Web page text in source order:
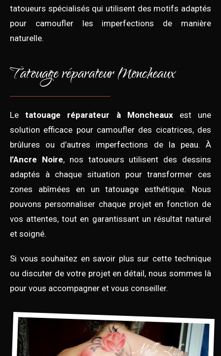
tatoueurs spécialisés qui utilisent des motifs adaptés
pour camoufler les imperfections de manière
naturelle.
Tatouage réparateur Moncheaux
Letatouage réparateur à Moncheauxest une
solution efficace pour camoufler des cicatrices, des
brûlures ou d’autres imperfections de la peau. À
l’Ancre Noire, nos tatoueurs utilisent des dessins
adaptés à chaque situation pour transformer ces
zones abîmées en un tatouage esthétique. Nous
pouvons personnaliser chaque projet en fonction de
vos attentes, tout en garantissant un résultat naturel
et soigné.
Si vous souhaitez en savoir plus sur cette technique
ou discuter de votre projet en détail, nous sommes là
pour vous accompagner et vous conseiller.